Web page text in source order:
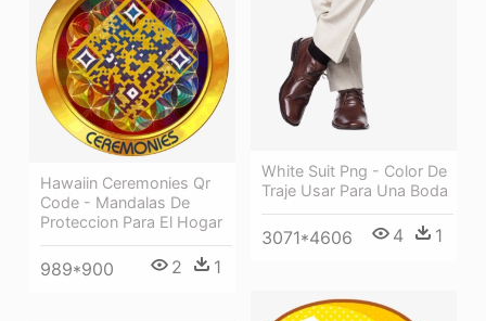
White Suit Png - Color De
Traje Usar Para Una Boda
3071*4606 4 1
Hawaiin Ceremonies Qr
Code - Mandalas De
Proteccion Para El Hogar
989*900 2 1